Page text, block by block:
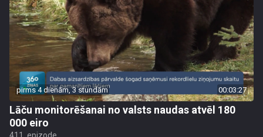
pirms 4 dienām, 3 stundām 00:03:27
Lāču monitorēšanai no valsts naudas atvēl 180
000 eiro